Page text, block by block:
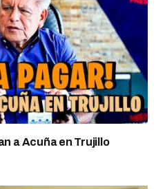
a Acuña en Trujillo